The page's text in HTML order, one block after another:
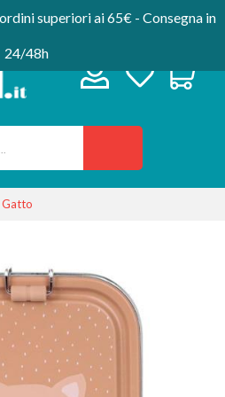
superiori ai 65€ - Consegna in
24/48h
Gatto